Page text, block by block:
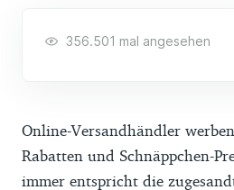
356.501 mal angesehen
Online-Versandhändler
Rabatten und Schnäppchen-
immer entspricht die